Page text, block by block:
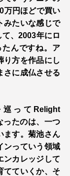
万円ほどで買い
みたいな感じで
、2003年にロ
んですね。ア
り方を作品にし
さに成仏させる
ってRelight
ったのは、一つ
ます。菊池さん
ンっていう領域
ンカレッジして
てていくか、そ